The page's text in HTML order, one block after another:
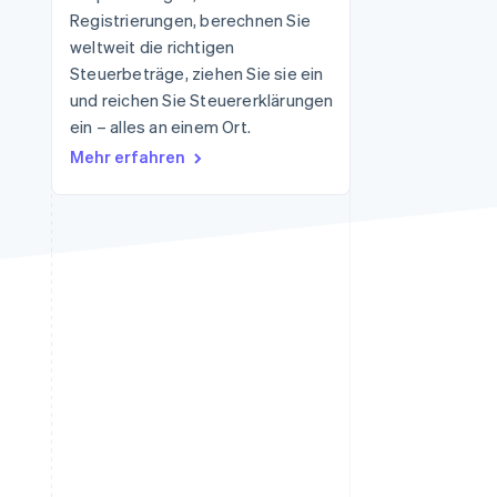
Stripe-Sessions 2026
Erfahren Sie, wie Stripe
Lösungen für die
Wirtschaftsinfrastruktur
Registrierungen, berechnen Sie
weltweit die richtigen
Steuerbeträge, ziehen Sie sie ein
und reichen Sie Steuererklärungen
ein – alles an einem Ort.
Mehr erfahren